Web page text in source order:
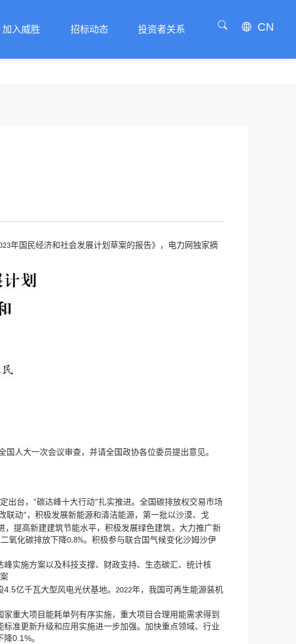
加入威胜 招标动态 投资者关系 CN
年国民经济和社会发展计划草案的报告》，电力网独家摘
国人大一次会议审查， 并请全国政协各位委员提出意见。
出台 ， “碳达峰十大行动”扎实推进。全国碳排放权交易市场
联动” ， 积极发展新能源和清洁能源， 第一批以沙漠、戈
， 提高新建建筑节能水平， 积极发展绿色建筑， 大力推广新
氧化碳排放下降0.8%。积极参与联合国气候变化沙姆沙伊
实施方案以及科技支撑、财政支持、生态碳汇、统计核
4.5亿千瓦大型风电光伏基地。 2022年， 我国可再生能源装机
家重大项目能耗单列有序实施， 重大项目合理用能需求得到
标准更新升级和应用实施进一步加强。加快重点领域、行业
降0.1%。